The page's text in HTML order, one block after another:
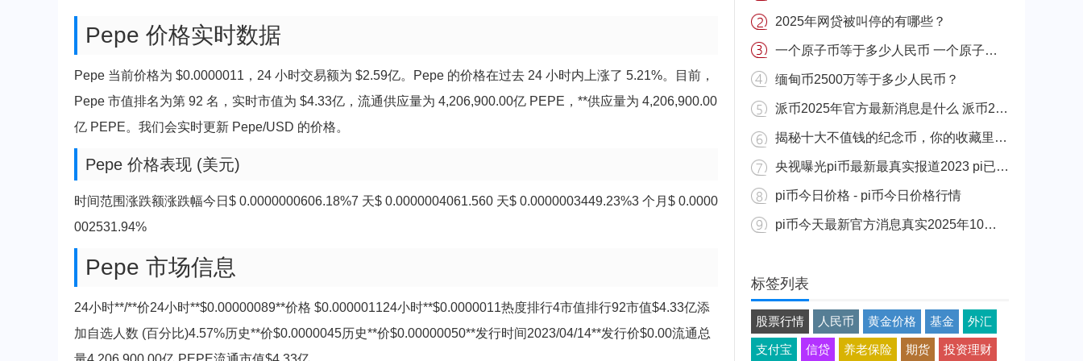
Pepe 价格实时数据
Pepe 当前价格为 $0.0000011，24 小时交易额为 $2.59亿。Pepe 的价格在过去 24 小时内上涨了 5.21%。目前，
Pepe 市值排名为第 92 名，实时市值为 $4.33亿，流通供应量为 4,206,900.00亿 PEPE，**供应量为 4,206,900.00
亿 PEPE。我们会实时更新 Pepe/USD 的价格。
Pepe 价格表现 (美元)
时间范围涨跌额涨跌幅今日$ 0.0000000606.18%7 天$ 0.0000004061.560 天$ 0.0000003449.23%3 个月$ 0.0000
002531.94%
Pepe 市场信息
24小时**/**价24小时**$0.00000089**价格 $0.000001124小时**$0.0000011热度排行4市值排行92市值$4.33亿添
加自选人数 (百分比)4.57%历史**价$0.0000045历史**价$0.00000050**发行时间2023/04/14**发行价$0.00流通总
2025年网贷被叫停的有哪些？
一个原子币等于多少人民币 一个原子币价格介绍
缅甸币2500万等于多少人民币？
派币2025年官方最新消息是什么 派币2025年官方最新消息真实分享
揭秘十大不值钱的纪念币，你的收藏里有吗？
央视曝光pi币最新最真实报道2023 pi已经成功了是真的吗（假的）
pi币今日价格 - pi币今日价格行情
pi币今天最新官方消息真实2025年10月 派币今天最新消息介绍
标签列表
股票行情 人民币 黄金价格 基金 外汇
支付宝 信贷 养老保险 期货 投资理财